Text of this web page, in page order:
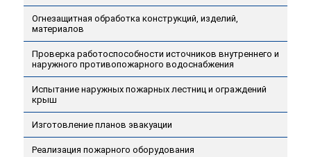
Огнезащитная обработка конструкций, изделий,
материалов
Проверка работоспособности источников внутреннего и
наружного противопожарного водоснабжения
Испытание наружных пожарных лестниц и ограждений
крыш
Изготовление планов эвакуации
Реализация пожарного оборудования